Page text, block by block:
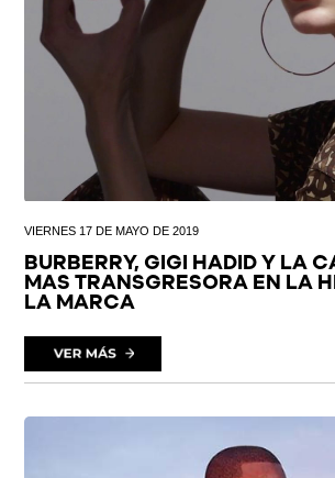
VIERNES 17 DE MAYO DE 2019
BURBERRY, GIGI HADID Y LA
MAS TRANSGRESORA EN LA
LA MARCA